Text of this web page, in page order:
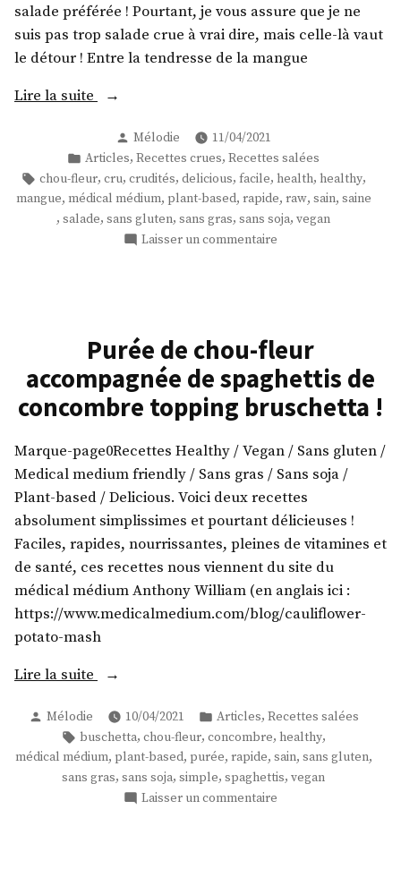
salade préférée ! Pourtant, je vous assure que je ne
suis pas trop salade crue à vrai dire, mais celle-là vaut
le détour ! Entre la tendresse de la mangue
Lire la suite
« Une
mangue
et
fleur
Publié
par
Mélodie
11/04/2021
Publié
dans
Articles, Recettes crues, Recettes salées
Étiquettes :
chou-fleur, cru, crudités, delicious, facile, health, healthy,
mangue, médical médium, plant-based, rapide, raw, sain, saine
, salade, sans gluten, sans gras, sans soja, vegan
Laisser un commentaire
chou-
fleur
!
Purée de chou-fleur
accompagnée de spaghettis de
concombre topping bruschetta !
Marque-page0Recettes Healthy / Vegan / Sans gluten /
Medical medium friendly / Sans gras / Sans soja /
Plant-based / Delicious. Voici deux recettes
absolument simplissimes et pourtant délicieuses !
Faciles, rapides, nourrissantes, pleines de vitamines et
de santé, ces recettes nous viennent du site du
médical médium Anthony William (en anglais ici :
https://www.medicalmedium.com/blog/cauliflower-
potato-mash
Lire la suite
« Purée
chou-
fleur
accompagnée
Publié
par
Mélodie 10/04/2021
Publié
dans
Articles, Recettes salées
Étiquettes :
buschetta, chou-fleur, concombre, healthy,
médical médium, plant-based, purée, rapide, sain, sans gluten,
sans gras, sans soja, simple, spaghettis, vegan
Laisser un commentaire